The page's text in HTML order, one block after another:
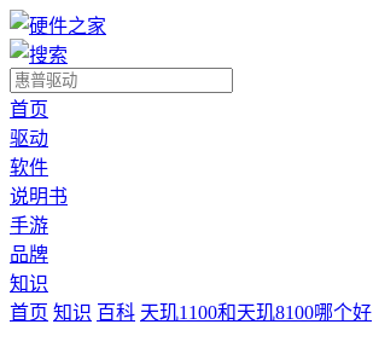
首页
驱动
软件
说明书
手游
品牌
知识
首页 知识 百科 天玑1100和天玑8100哪个好